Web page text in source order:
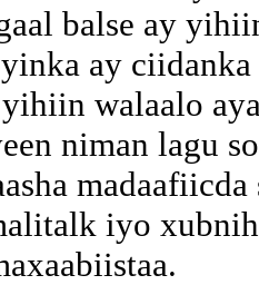
balse ay
ay
walaalo
niman lagu
iyo